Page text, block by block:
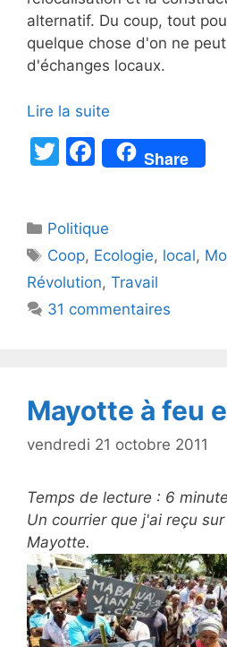
alternatif. Du coup, tout
quelque chose d'on ne
d'échanges locaux.
Lire la suite
T
er
F
a
e
b
o
o
Share
Catégories
Politique
Étiquettes
Coop, Ecologie, local,
Révolution, Travail
31 commentaires
Mayotte à feu
vendredi 21 octobre 2011
Temps de lecture : 6
Un courrier que j'ai reçu
Mayotte.